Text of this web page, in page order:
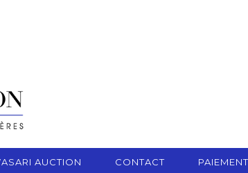
AUCTION CONTACT PAIEMENT